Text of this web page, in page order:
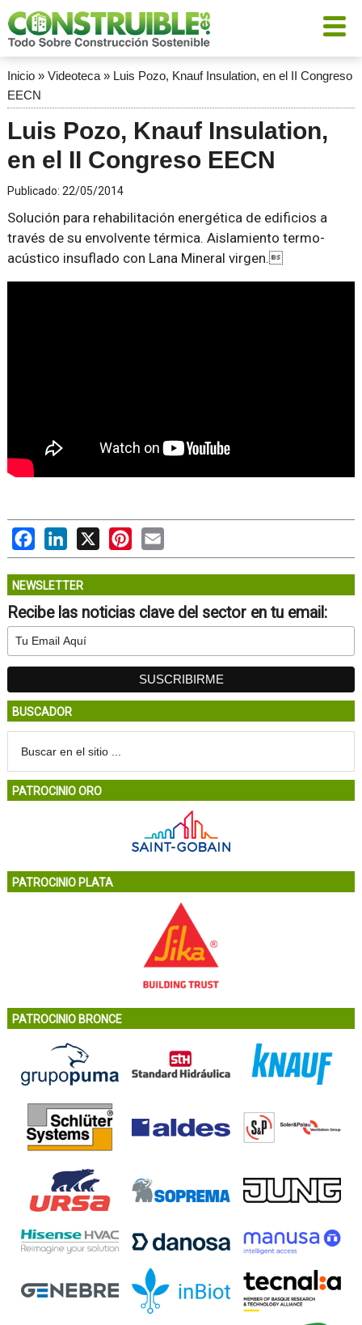
Inicio» Videoteca» Luis Pozo, Knauf Insulation, en el II Congreso
EECN
Luis Pozo, Knauf Insulation,
en el II Congreso EECN
Publicado: 22/05/2014
Solución para rehabilitación energética de edificios a
través de su envolvente térmica. Aislamiento termo-
acústico insuflado con Lana Mineral virgen.
FacebookLinkedIn
X PinterestEmail
NEWSLETTER
Recibe las noticias clave del sector en tu email:
BUSCADOR
PATROCINIO ORO
PATROCINIO PLATA
PATROCINIO BRONCE